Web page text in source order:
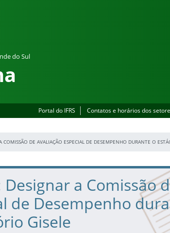
do Sul
Portal do IFRS Contatos e horários dos
DE AVALIAÇÃO ESPECIAL DE DESEMPENHO DURANTE O
a Comissão
de Desempenho
Gisele